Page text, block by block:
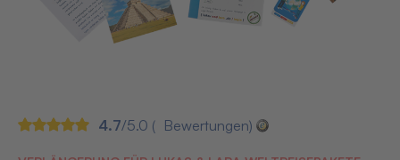
4.7/5.0 ( Bewertungen)